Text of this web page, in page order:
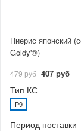
Пиерис японский
Goldy'®)
479 руб 407 руб
Тип КС
P9
Период поставки